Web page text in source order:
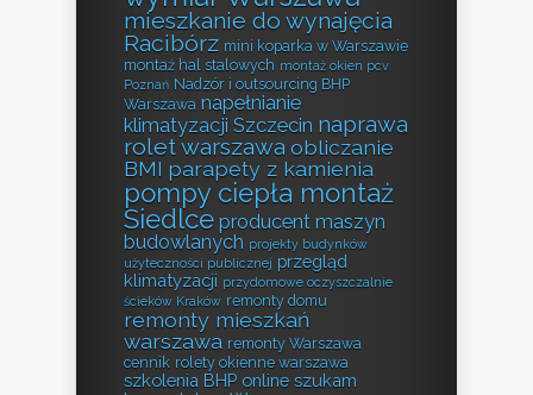
mieszkanie do wynajęcia
Racibórz mini koparka w Warszawie
montaż hal stalowych montaż okien pcv
Poznań Nadzór i outsourcing BHP
Warszawa napełnianie
klimatyzacji Szczecin naprawa
rolet warszawa obliczanie
BMI parapety z kamienia
pompy ciepła montaż
Siedlce producent maszyn
budowlanych projekty budynków
użyteczności publicznej przegląd
klimatyzacji przydomowe oczyszczalnie
ścieków Kraków remonty domu
remonty mieszkań
warszawa remonty Warszawa
cennik rolety okienne warszawa
szkolenia BHP online szukam